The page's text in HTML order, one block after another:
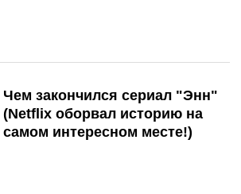
Чем закончился сериал "Энн"
(Netflix оборвал историю на
самом интересном месте!)